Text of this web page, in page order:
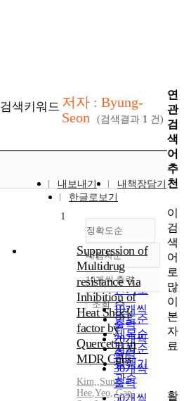
검색키워드 저자 : Byung-
Seon
(검색결과 1 건)
내보내기
내책장담기
한글로보기
정확도순
정확도
순
인기도
순
연도순
제목순
저자순
발행기
관순
내림차순
내림차순
10개씩 출력
10개씩
출력
20개씩
출력
30개씩
출력
50개씩
조회
1
Suppression of
Multidrug
resistance via
Inhibition of
Heat Shock
factor by
Quercetin in
MDR Cells
Kim,,Sun-
Hee,Yeo,,Gae-
연
관
검
색
어
추
천
이
검
색
어
로
많
이
본
자
료
활